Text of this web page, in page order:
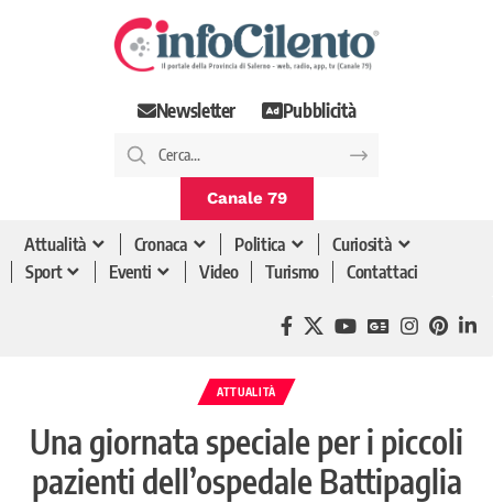
Newsletter Pubblicità
Canale 79
Attualità Cronaca Politica
Curiosità
Sport
Eventi Video Turismo Contattaci
ATTUALITÀ
Una giornata speciale per i piccoli
pazienti dell’ospedale Battipaglia